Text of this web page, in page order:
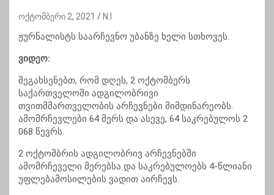
ოქტომბერი 2, 2021 N.I
ჟურნალისტს საარჩევნო უბანზე ხელი სთხოვეს.
ვიდეო:
შეგახსენებთ, რომ დღეს, 2 ოქტომბერს
საქართველოში ადგილობრივი
თვითმმართველობის არჩევნები მიმდინარეობს.
ამომრჩევლები 64 მერს და ასევე, 64 საკრებულოს 2
068 წევრს.
2 ოქტომბრის ადგილობრივ არჩევნებში
ამომრჩეველი მერებსა და საკრებულოებს 4-წლიანი
უფლებამოსილების ვადით აირჩევს.